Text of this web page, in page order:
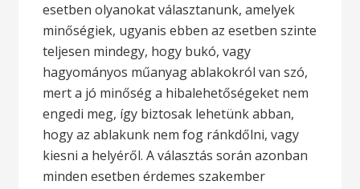
esetben olyanokat választanunk, amelyek
minőségiek, ugyanis ebben az esetben szinte
teljesen mindegy, hogy bukó, vagy
hagyományos műanyag ablakokról van szó,
mert a jó minőség a hibalehetőségeket nem
engedi meg, így biztosak lehetünk abban,
hogy az ablakunk nem fog ránkdőlni, vagy
kiesni a helyéről. A választás során azonban
minden esetben érdemes szakember